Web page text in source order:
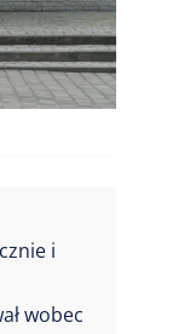
i
wobec